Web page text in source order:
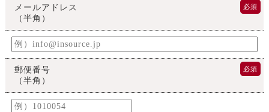
メールアドレス
（半角）
必須
郵便番号
（半角）
必須